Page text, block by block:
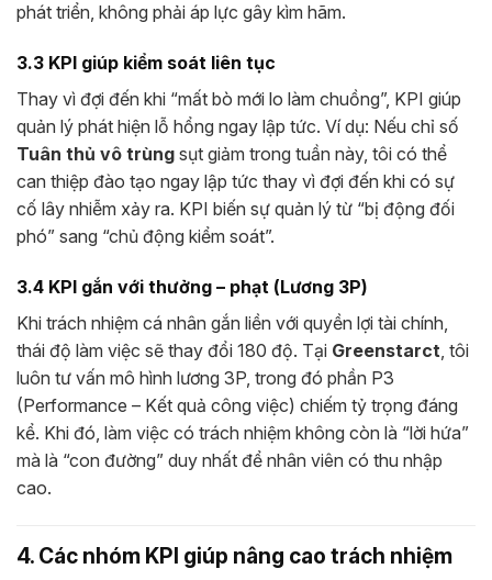
phát triển, không phải áp lực gây kìm hãm.
3.3 KPI giúp kiểm soát liên tục
Thay vì đợi đến khi “mất bò mới lo làm chuồng”, KPI giúp
quản lý phát hiện lỗ hổng ngay lập tức. Ví dụ: Nếu chỉ số
Tuân thủ vô trùng sụt giảm trong tuần này, tôi có thể
can thiệp đào tạo ngay lập tức thay vì đợi đến khi có sự
cố lây nhiễm xảy ra. KPI biến sự quản lý từ “bị động đối
phó” sang “chủ động kiểm soát”.
3.4 KPI gắn với thưởng – phạt (Lương 3P)
Khi trách nhiệm cá nhân gắn liền với quyền lợi tài chính,
thái độ làm việc sẽ thay đổi 180 độ. Tại Greenstarct , tôi
luôn tư vấn mô hình lương 3P, trong đó phần P3
(Performance – Kết quả công việc) chiếm tỷ trọng đáng
kể. Khi đó, làm việc có trách nhiệm không còn là “lời hứa”
mà là “con đường” duy nhất để nhân viên có thu nhập
cao.
4. Các nhóm KPI giúp nâng cao trách nhiệm